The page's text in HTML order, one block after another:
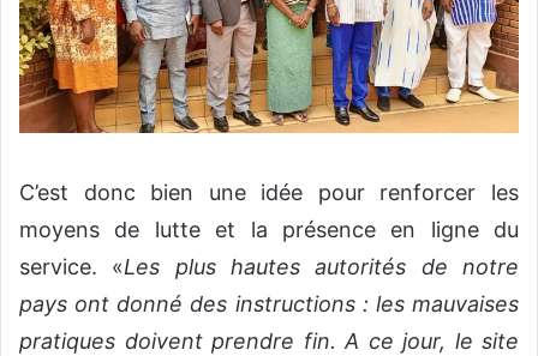
C’est donc bien une idée pour renforcer les
moyens de lutte et la présence en ligne du
service. «Les plus hautes autorités de notre
pays ont donné des instructions : les mauvaises
pratiques doivent prendre fin. A ce jour, le site